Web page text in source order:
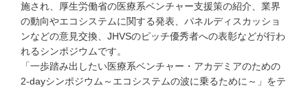
施され、厚生労働省の医療系ベンチャー支援策の紹介、業界
の動向やエコシステムに関する発表、パネルディスカッショ
ンなどの意見交換、JHVSのピッチ優秀者への表彰などが行わ
れるシンポジウムです。
「一歩踏み出したい医療系ベンチャー・アカデミアのための
2-dayシンポジウム～エコシステムの波に乗るために～」をテ